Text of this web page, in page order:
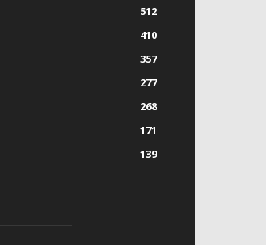
512
410
357
277
268
171
139